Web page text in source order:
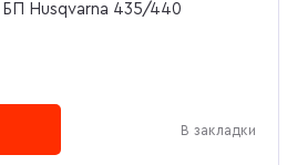
БП Husqvarna 435/440
В закладки